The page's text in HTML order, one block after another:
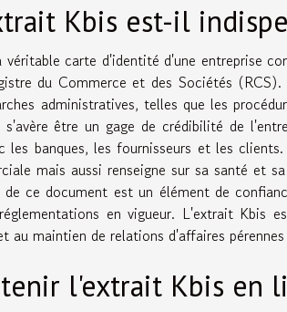
Kbis est-il
carte d'identité d'une entreprise
du Commerce et des Sociétés
administratives, telles que les
être un gage de crédibilité de
les banques, les fournisseurs et les
mais aussi renseigne sur sa santé et
ce document est un élément de
en vigueur. L'extrait Kbis
au maintien de relations d'affaires
l'extrait Kbis en